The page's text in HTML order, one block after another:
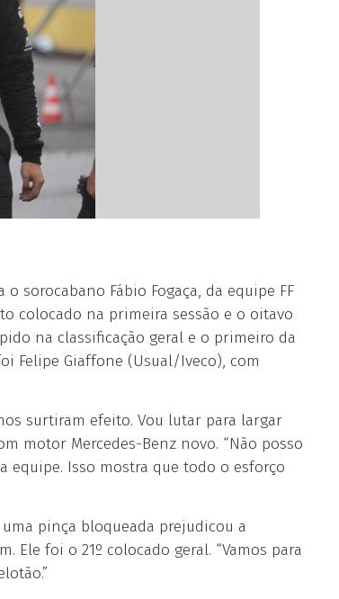
sorocabano Fábio Fogaça, da equipe FF
colocado na primeira sessão e o oitavo
na classificação geral e o primeiro da
Felipe Giaffone (Usual/Iveco), com
surtiram efeito. Vou lutar para largar
motor Mercedes-Benz novo. “Não posso
Isso mostra que todo o esforço
pinça bloqueada prejudicou a
Ele foi o 21º colocado geral. “Vamos para